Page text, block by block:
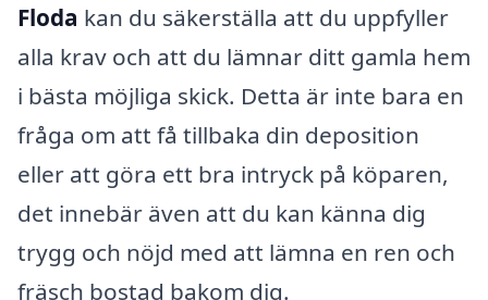
Floda kan du säkerställa att du uppfyller
alla krav och att du lämnar ditt gamla hem
i bästa möjliga skick. Detta är inte bara en
fråga om att få tillbaka din deposition
eller att göra ett bra intryck på köparen,
det innebär även att du kan känna dig
trygg och nöjd med att lämna en ren och
fräsch bostad bakom dig.